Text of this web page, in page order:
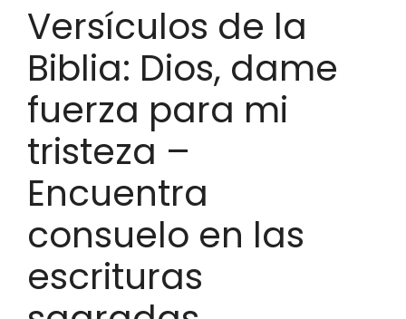
Versículos de la
Biblia: Dios, dame
fuerza para mi
tristeza –
Encuentra
consuelo en las
escrituras